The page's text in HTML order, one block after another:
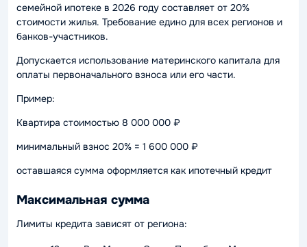
семейной ипотеке в 2026 году составляет от 20%
стоимости жилья. Требование едино для всех регионов и
банков-участников.
Допускается использование материнского капитала для
оплаты первоначального взноса или его части.
Пример:
Квартира стоимостью 8 000 000 ₽
минимальный взнос 20% = 1 600 000 ₽
оставшаяся сумма оформляется как ипотечный кредит
Максимальная сумма
Лимиты кредита зависят от региона: